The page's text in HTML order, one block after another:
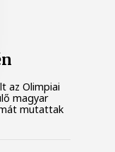
az Olimpiai
magyar
mutattak